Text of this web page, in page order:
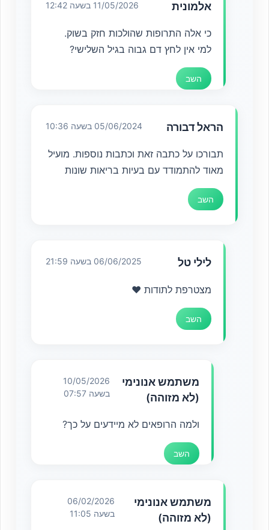
אלמונית 11/05/2026 בשעה 12:42
כי אלה התרופות שהולכות חזק בשוק.
למי אין לחץ דם גבוה בגיל השלישי?
השב
הראל דבורה 05/06/2024 בשעה 10:36
תבורכו על כתבה זאת וכתבות נוספות. מועיל
מאוד להתמודד עם בעיות בריאות שונות
השב
לילי טל 06/06/2025 בשעה 21:59
מצטרפת לתודות ❤️
השב
משתמש אנונימי
(לא מזוהה)
10/05/2026
בשעה 07:57
ולמה הרופאים לא מיידעים על כך?
השב
משתמש אנונימי
(לא מזוהה)
06/02/2026
בשעה 11:05